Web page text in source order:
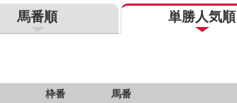
馬番順 単勝人気順
枠番 馬番